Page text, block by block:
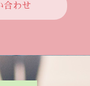
合わせ